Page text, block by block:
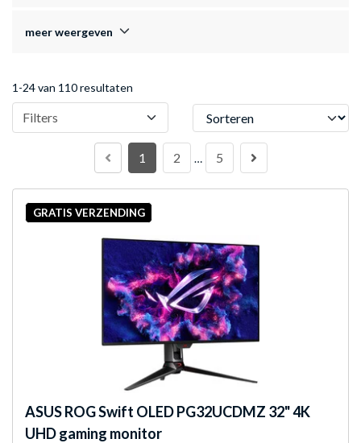
meer weergeven
1-24 van 110 resultaten
Filters Sorteren
1 2 … 5
GRATIS VERZENDING
ASUSROG Swift OLED PG32UCDMZ 32" 4K
UHD gaming monitor